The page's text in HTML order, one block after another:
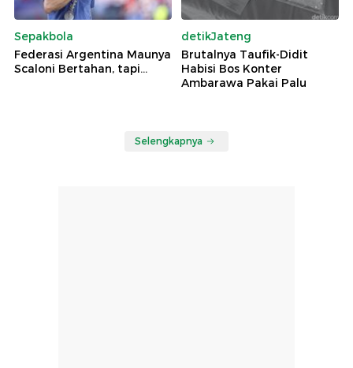
Sepakbola
Federasi Argentina Maunya
Scaloni Bertahan, tapi...
detikJateng
Brutalnya Taufik-Didit
Habisi Bos Konter
Ambarawa Pakai Palu
Selengkapnya